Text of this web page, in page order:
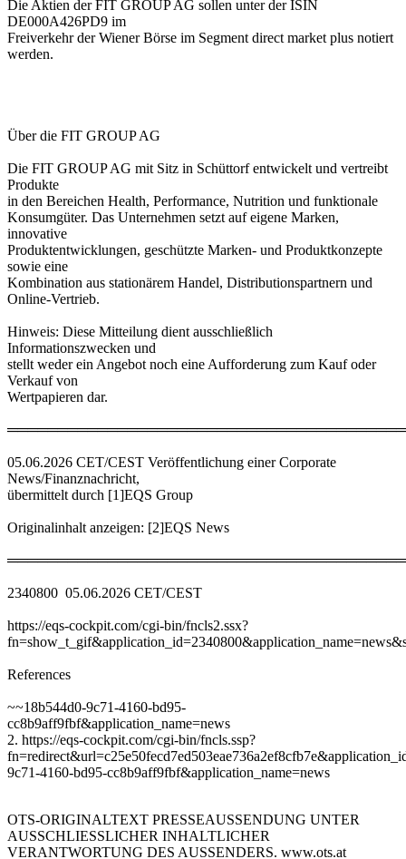
Die Aktien der FIT GROUP AG sollen unter der ISIN
DE000A426PD9 im
Freiverkehr der Wiener Börse im Segment direct market plus notiert
werden.
Über die FIT GROUP AG
Die FIT GROUP AG mit Sitz in Schüttorf entwickelt und vertreibt
Produkte
in den Bereichen Health, Performance, Nutrition und funktionale
Konsumgüter. Das Unternehmen setzt auf eigene Marken,
innovative
Produktentwicklungen, geschützte Marken- und Produktkonzepte
sowie eine
Kombination aus stationärem Handel, Distributionspartnern und
Online-Vertrieb.
Hinweis: Diese Mitteilung dient ausschließlich
Informationszwecken und
stellt weder ein Angebot noch eine Aufforderung zum Kauf oder
Verkauf von
Wertpapieren dar.
05.06.2026 CET/CEST Veröffentlichung einer Corporate
News/Finanznachricht,
übermittelt durch [1]EQS Group
Originalinhalt anzeigen: [2]EQS News
2340800 05.06.2026 CET/CEST
https://eqs-cockpit.com/cgi-bin/fncls2.ssx?
References
~~18b544d0-9c71-4160-bd95-
cc8b9aff9fbf&application_name=news
2. https://eqs-cockpit.com/cgi-bin/fncls.ssp?
9c71-4160-bd95-cc8b9aff9fbf&application_name=news
OTS-ORIGINALTEXT PRESSEAUSSENDUNG UNTER
AUSSCHLIESSLICHER INHALTLICHER
VERANTWORTUNG DES AUSSENDERS. www.ots.at